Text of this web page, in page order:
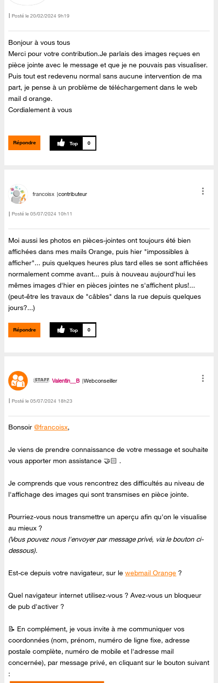
Posté le ‎20/02/2024 9h19
Bonjour à vous tous
Merci pour votre contribution.Je parlais des images reçues en
pièce jointe avec le message et que je ne pouvais pas visualiser.
Puis tout est redevenu normal sans aucune intervention de ma
part, je pense à un problème de téléchargement dans le web
mail d orange.
Cordialement à vous
Répondre 0
francoisx contributeur
Posté le ‎05/07/2024 10h11
Moi aussi les photos en pièces-jointes ont toujours été bien
affichées dans mes mails Orange, puis hier "impossibles à
afficher"... puis quelques heures plus tard elles se sont affichées
normalement comme avant... puis à nouveau aujourd'hui les
mêmes images d'hier en pièces jointes ne s'affichent plus!...
(peut-être les travaux de "câbles" dans la rue depuis quelques
jours?...)
Répondre 0
Valentin__B Webconseiller
Posté le ‎05/07/2024 18h23
Bonsoir@francoisx,
Je viens de prendre connaissance de votre message et souhaite
vous apporter mon assistance 🤝🏻 .
Je comprends que vous rencontrez des difficultés au niveau de
l'affichage des images qui sont transmises en pièce jointe.
Pourriez-vous nous transmettre un aperçu afin qu'on le visualise
au mieux ?
(Vous pouvez nous l'envoyer par message privé, via le bouton ci-
dessous).
Est-ce depuis votre navigateur, sur lewebmail Orange ?
Quel navigateur internet utilisez-vous ? Avez-vous un bloqueur
de pub d'activer ?
📝 En complément, je vous invite à me communiquer vos
coordonnées (nom, prénom, numéro de ligne fixe, adresse
postale complète, numéro de mobile et l'adresse mail
concernée), par message privé, en cliquant sur le bouton suivant
: